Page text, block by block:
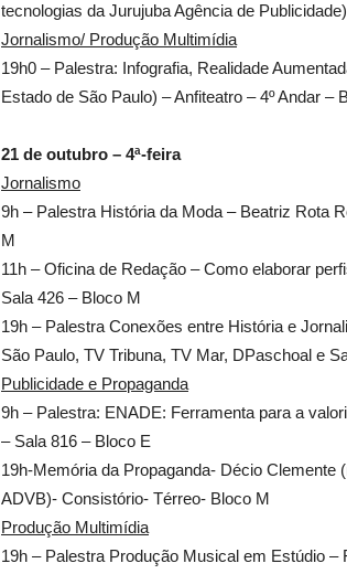
tecnologias da Jurujuba Agência de
Jornalismo/ Produção Multimídia
19h0 – Palestra: Infografia, Realidade
Estado de São Paulo) – Anfiteatro – 4º Andar –
21 de outubro – 4ª-feira
Jornalismo
9h – Palestra História da Moda – Beatriz Rota
M
11h – Oficina de Redação – Como elaborar
Sala 426 – Bloco M
19h – Palestra Conexões entre História e
São Paulo, TV Tribuna, TV Mar, DPaschoal e
Publicidade e Propaganda
9h – Palestra: ENADE: Ferramenta para a
– Sala 816 – Bloco E
19h-Memória da Propaganda- Décio
ADVB)- Consistório- Térreo- Bloco M
Produção Multimídia
19h – Palestra Produção Musical em Estúdio